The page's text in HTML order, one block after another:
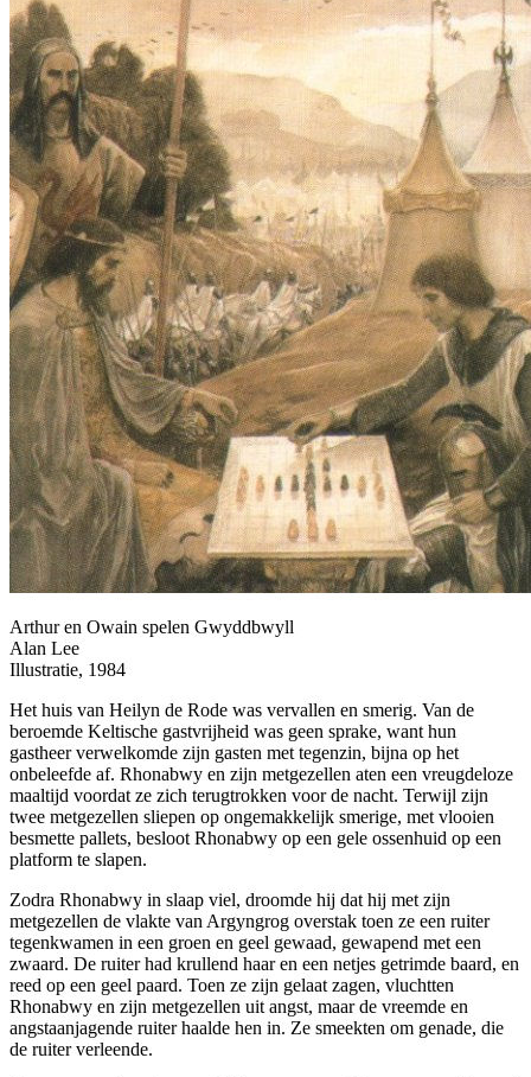
Arthur en Owain spelen Gwyddbwyll
Alan Lee
Illustratie, 1984
Het huis van Heilyn de Rode was vervallen en smerig. Van de
beroemde Keltische gastvrijheid was geen sprake, want hun
gastheer verwelkomde zijn gasten met tegenzin, bijna op het
onbeleefde af. Rhonabwy en zijn metgezellen aten een vreugdeloze
maaltijd voordat ze zich terugtrokken voor de nacht. Terwijl zijn
twee metgezellen sliepen op ongemakkelijk smerige, met vlooien
besmette pallets, besloot Rhonabwy op een gele ossenhuid op een
platform te slapen.
Zodra Rhonabwy in slaap viel, droomde hij dat hij met zijn
metgezellen de vlakte van Argyngrog overstak toen ze een ruiter
tegenkwamen in een groen en geel gewaad, gewapend met een
zwaard. De ruiter had krullend haar en een netjes getrimde baard, en
reed op een geel paard. Toen ze zijn gelaat zagen, vluchtten
Rhonabwy en zijn metgezellen uit angst, maar de vreemde en
angstaanjagende ruiter haalde hen in. Ze smeekten om genade, die
de ruiter verleende.